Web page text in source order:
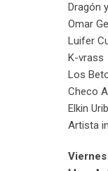
Dragón
Omar
Luifer
K-vrass
Los
Checo
Elkin
Artista